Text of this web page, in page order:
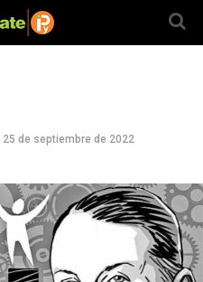
25 de septiembre de 2022